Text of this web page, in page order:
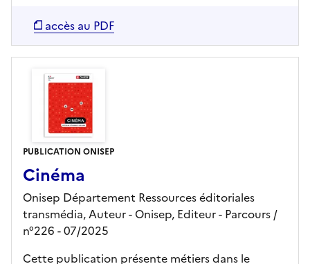
accès au PDF
PUBLICATION ONISEP
Cinéma
Onisep Département Ressources éditoriales
transmédia, Auteur - Onisep, Editeur- Parcours /
n°226 - 07/2025
Cette publication présente métiers dans le